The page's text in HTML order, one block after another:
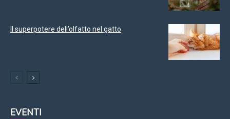
Il superpotere dell’olfatto nel gatto
EVENTI